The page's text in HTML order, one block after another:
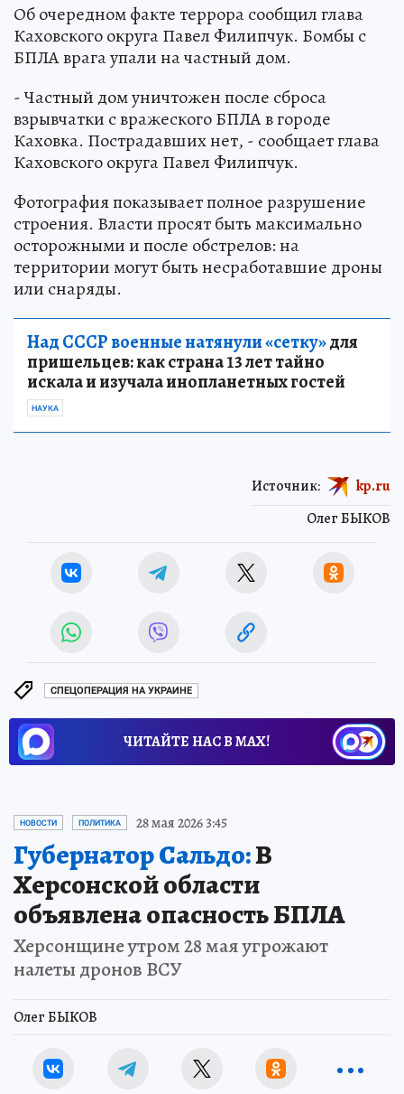
Об очередном факте террора сообщил глава
Каховского округа Павел Филипчук. Бомбы с
БПЛА врага упали на частный дом.
- Частный дом уничтожен после сброса
взрывчатки с вражеского БПЛА в городе
Каховка. Пострадавших нет, - сообщает глава
Каховского округа Павел Филипчук.
Фотография показывает полное разрушение
строения. Власти просят быть максимально
осторожными и после обстрелов: на
территории могут быть несработавшие дроны
или снаряды.
Над СССР военные натянули «сетку»для
пришельцев: как страна 13 лет тайно
искала и изучала инопланетных гостей
НАУКА
Олег БЫКОВ
Источник: kp.ru
СПЕЦОПЕРАЦИЯ НА УКРАИНЕ
ЧИТАЙТЕ НАС В МАХ!
НОВОСТИ ПОЛИТИКА 28 мая 2026 3:45
Губернатор Сальдо:В
Херсонской области
объявлена опасность БПЛА
Херсонщине утром 28 мая угрожают
налеты дронов ВСУ
Олег БЫКОВ